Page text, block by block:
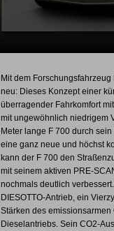
Mit dem
neu: Dieses Konzept einer
überragender Fahrkomfort
mit ungewöhnlich niedrigem
Meter lange F 700 durch
eine ganz neue und höchst
kann der F 700 den
mit seinem aktiven PRE-
nochmals deutlich
DIESOTTO-Antrieb, ein
Stärken des
Dieselantriebs. Sein CO2-